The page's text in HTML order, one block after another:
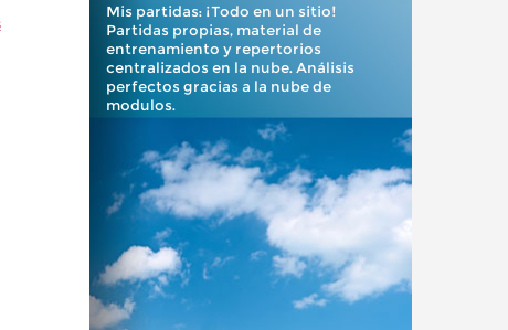
Mis partidas: ¡Todo en un sitio!
Partidas propias, material de
entrenamiento y repertorios
centralizados en la nube. Análisis
perfectos gracias a la nube de
modulos.